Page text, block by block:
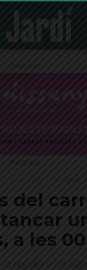
Publicitat
Publicitat
del
a les
la regidora de